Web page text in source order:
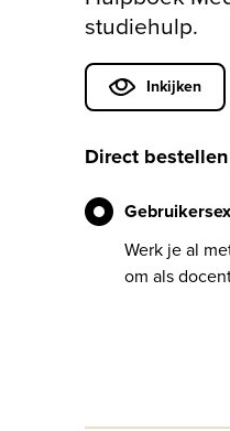
studiehulp.
Inkijken
Direct bestellen
Werk je al
om als